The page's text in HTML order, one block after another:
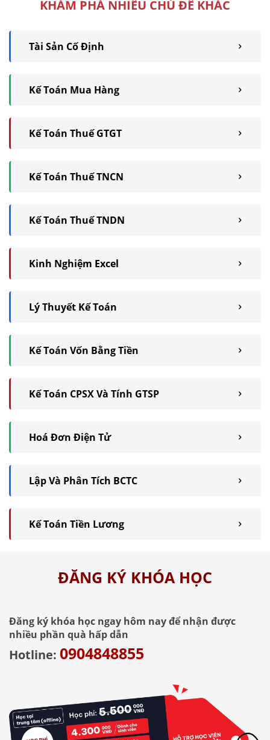
KHÁM PHÁ NHIỀU CHỦ ĐỀ KHÁC
Tài Sản Cố Định
Kế Toán Mua Hàng
Kế Toán Thuế GTGT
Kế Toán Thuế TNCN
Kế Toán Thuế TNDN
Kinh Nghiệm Excel
Lý Thuyết Kế Toán
Kế Toán Vốn Bằng Tiền
Kế Toán CPSX Và Tính GTSP
Hoá Đơn Điện Tử
Lập Và Phân Tích BCTC
Kế Toán Tiền Lương
ĐĂNG KÝ KHÓA HỌC
Đăng ký khóa học ngay hôm nay để nhận được
nhiều phần quà hấp dẫn
Hotline: 0904848855